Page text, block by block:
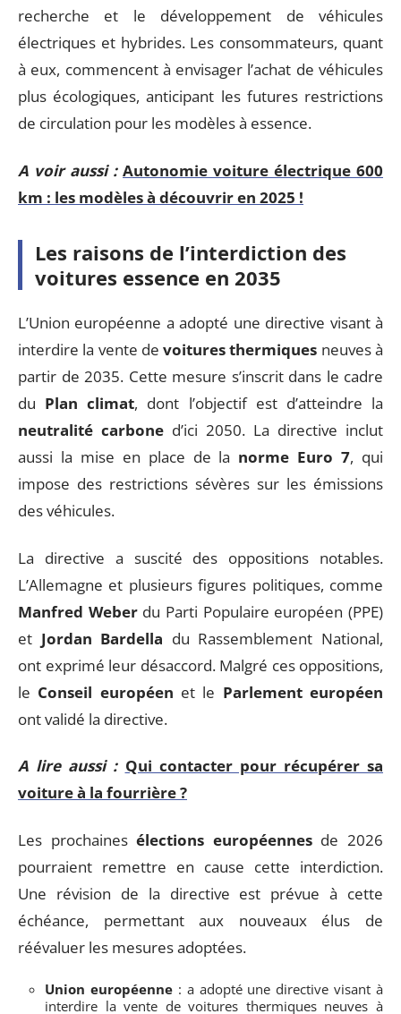
recherche et le développement de véhicules
électriques et hybrides. Les consommateurs, quant
à eux, commencent à envisager l’achat de véhicules
plus écologiques, anticipant les futures restrictions
de circulation pour les modèles à essence.
A voir aussi : Autonomie voiture électrique 600
km : les modèles à découvrir en 2025 !
Les raisons de l’interdiction des
voitures essence en 2035
L’Union européenne a adopté une directive visant à
interdire la vente devoitures thermiques neuves à
partir de 2035. Cette mesure s’inscrit dans le cadre
du Plan climat, dont l’objectif est d’atteindre la
neutralité carbone d’ici 2050. La directive inclut
aussi la mise en place de la norme Euro 7, qui
impose des restrictions sévères sur les émissions
des véhicules.
La directive a suscité des oppositions notables.
L’Allemagne et plusieurs figures politiques, comme
Manfred Weberdu Parti Populaire européen (PPE)
et Jordan Bardella du Rassemblement National,
ont exprimé leur désaccord. Malgré ces oppositions,
le Conseil européen et le Parlement européen
ont validé la directive.
A lire aussi : Qui contacter pour récupérer sa
voiture à la fourrière ?
Les prochainesélections européennesde 2026
pourraient remettre en cause cette interdiction.
Une révision de la directive est prévue à cette
échéance, permettant aux nouveaux élus de
réévaluer les mesures adoptées.
Union européenne: a adopté une directive visant à
interdire la vente de voitures thermiques neuves à